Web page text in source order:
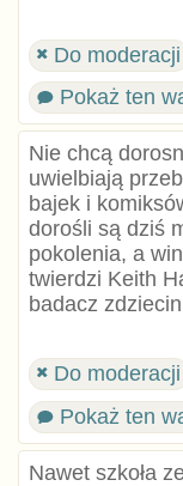
Do moderacji
Pokaż ten
Nie chcą
uwielbiają
bajek i
dorośli są dziś
pokolenia, a
twierdzi Keith
badacz
Do moderacji
Pokaż ten
Nawet szkoła